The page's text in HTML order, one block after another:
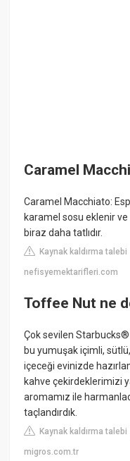
Caramel
Caramel Macchiato:
karamel sosu eklenir
biraz daha tatlıdır.
Kaynak kaldırma talebi
nefisyemektarifleri.com
Toffee Nut ne
Çok sevilen
bu yumuşak içimli,
içeceği evinizde
kahve çekirdeklerimizi
aromamız ile
taçlandırdık.
Kaynak kaldırma talebi
migros.com.tr